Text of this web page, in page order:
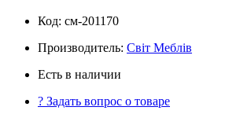
Код: см-201170
Производитель: Свiт Меблiв
Есть в наличии
? Задать вопрос о товаре